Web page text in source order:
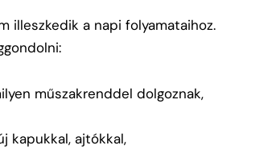
illeszkedik a napi folyamataihoz.
műszakrenddel dolgoznak,
kapukkal, ajtókkal,